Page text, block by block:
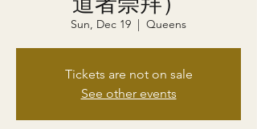
Sun, Dec 19
  |
Queens
Tickets are not on sale
See other events